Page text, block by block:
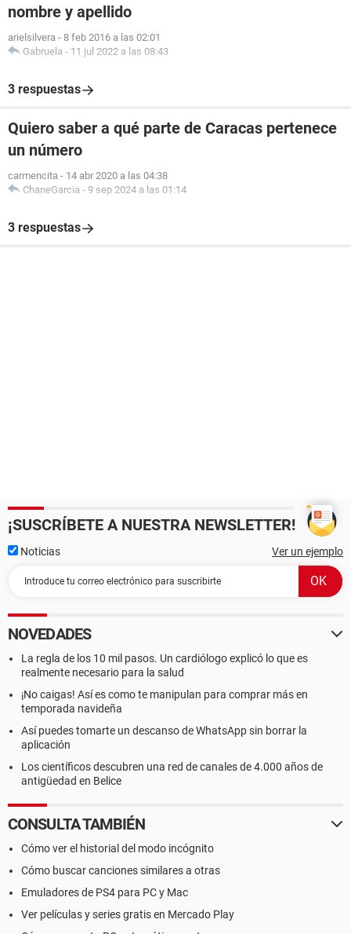
nombre y apellido
arielsilvera - 8 feb 2016 a las 02:01
Gabruela - 11 jul 2022 a las 08:43
3 respuestas
Quiero saber a qué parte de Caracas pertenece
un número
carmencita - 14 abr 2020 a las 04:38
ChaneGarcia - 9 sep 2024 a las 01:14
3 respuestas
¡SUSCRÍBETE A NUESTRA NEWSLETTER!
Noticias Ver un ejemplo
NOVEDADES
La regla de los 10 mil pasos. Un cardiólogo explicó lo que es
realmente necesario para la salud
¡No caigas! Así es como te manipulan para comprar más en
temporada navideña
Así puedes tomarte un descanso de WhatsApp sin borrar la
aplicación
Los científicos descubren una red de canales de 4.000 años de
antigüedad en Belice
CONSULTA TAMBIÉN
Cómo ver el historial del modo incógnito
Cómo buscar canciones similares a otras
Emuladores de PS4 para PC y Mac
Ver películas y series gratis en Mercado Play